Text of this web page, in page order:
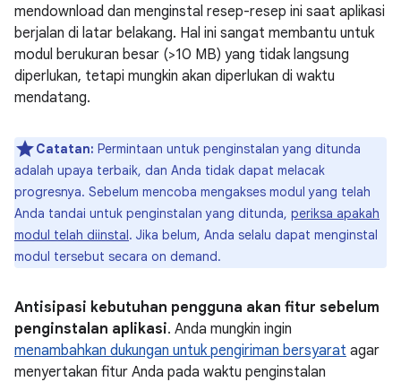
mendownload dan menginstal resep-resep ini saat aplikasi
berjalan di latar belakang. Hal ini sangat membantu untuk
modul berukuran besar (>10 MB) yang tidak langsung
diperlukan, tetapi mungkin akan diperlukan di waktu
mendatang.
Catatan: Permintaan untuk penginstalan yang ditunda
adalah upaya terbaik, dan Anda tidak dapat melacak
progresnya. Sebelum mencoba mengakses modul yang telah
Anda tandai untuk penginstalan yang ditunda, periksa apakah
modul telah diinstal. Jika belum, Anda selalu dapat menginstal
modul tersebut secara on demand.
Antisipasi kebutuhan pengguna akan fitur sebelum
penginstalan aplikasi. Anda mungkin ingin
menambahkan dukungan untuk pengiriman bersyarat agar
menyertakan fitur Anda pada waktu penginstalan